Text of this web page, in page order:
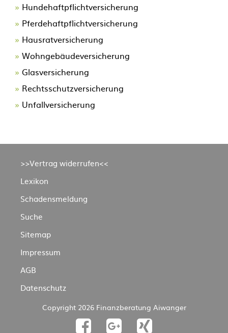
Hundehaftpflichtversicherung
Pferdehaftpflichtversicherung
Hausratversicherung
Wohngebäudeversicherung
Glasversicherung
Rechtsschutzversicherung
Unfallversicherung
>>Vertrag widerrufen<<
Lexikon
Schadensmeldung
Suche
Sitemap
Impressum
AGB
Datenschutz
Copyright 2026 Finanzberatung Aiwanger